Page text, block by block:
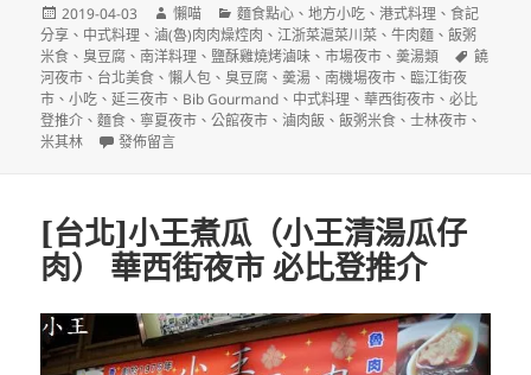
發
佈
日
期:
2019-04-03
作
者
懶喵
分
類
麵食點心 、地方小吃 、港式料理 、食記
分享 、 中式料理 、滷(魯)肉肉燥焢肉 、江浙菜滬菜川菜 、牛肉麵 、飯粥
米食 、 臭豆腐 、南洋料理 、 鹽酥雞燒烤滷味 、市場夜市 、羮湯類
標
饒
河夜市 、 台北美食 、懶人包 、 臭豆腐 、羮湯 、南機場夜市 、 臨江街夜
市 、小吃 、延三夜市 、 Bib Gourmand 、 中式料理 、華西街夜市 、必比
登推介 、麵食 、 寧夏夜市 、公館夜市 、滷肉飯 、飯粥米食 、士林夜市 、
米其林
在〈2019台北必比登推介(Bib Gourmand)名單〉
發佈留言
[台北]小王煮瓜（小王清湯瓜仔
肉） 華西街夜市 必比登推介